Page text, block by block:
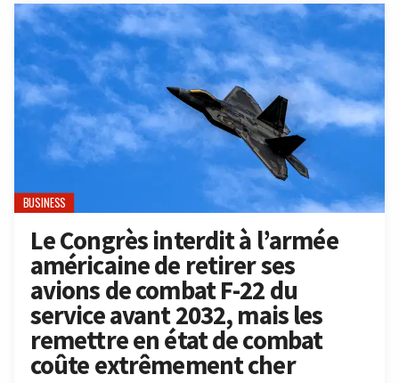
BUSINESS
Le Congrès interdit à l’armée
américaine de retirer ses
avions de combat F-22 du
service avant 2032, mais les
remettre en état de combat
coûte extrêmement cher